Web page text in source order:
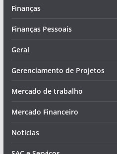
Finanças
Finanças Pessoais
Geral
Gerenciamento de Projetos
Mercado de trabalho
Mercado Financeiro
Notícias